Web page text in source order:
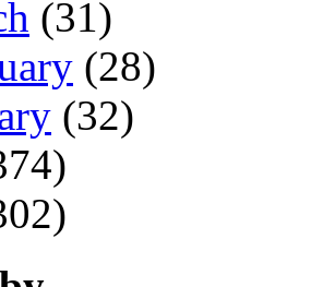
(31)
(28)
(32)